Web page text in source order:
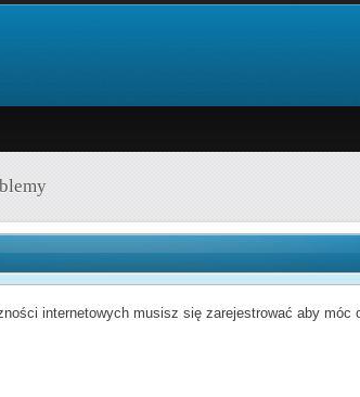
internetowych musisz się zarejestrować aby